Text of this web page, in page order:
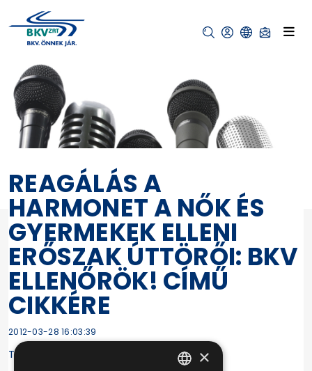
REAGÁLÁS A
HARMONET A NŐK ÉS
GYERMEKEK ELLENI
ERŐSZAK ÚTTÖRŐI: BKV
ELLENŐRÖK! CÍMŰ
CIKKÉRE
2012-03-28 16:03:39
Tisztelt Főszerkesztő Asszony! ×